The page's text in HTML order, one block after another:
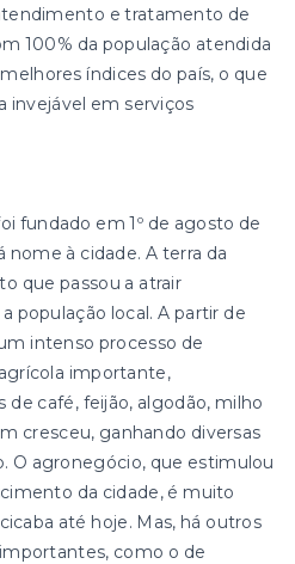
e tratamento de
100% da população atendida
índices do país, o que
invejável em serviços
fundado em 1º de agosto de
nome à cidade. A terra da
que passou a atrair
população local. A partir de
intenso processo de
importante,
café, feijão, algodão, milho
cresceu, ganhando diversas
O agronegócio, que estimulou
da cidade, é muito
até hoje. Mas, há outros
como o de